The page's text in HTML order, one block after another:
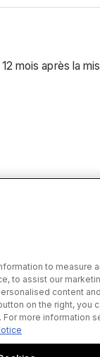
mois après la
to measure
to assist our
content and
on the right, you
more information